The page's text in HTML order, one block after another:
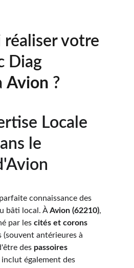
réaliser votre
Diag
Avion ?
Locale
le
connaissance des
bâti local. À Avion (62210),
par les cités et corons
(souvent antérieures à
des passoires
inclut également des